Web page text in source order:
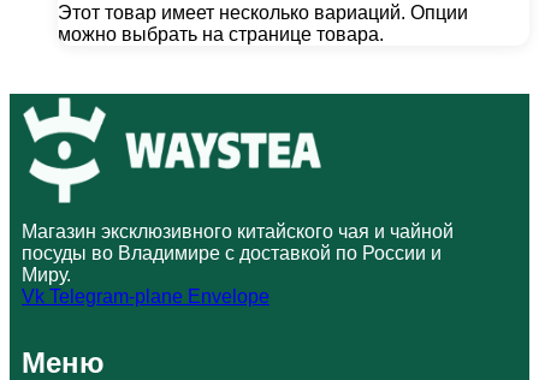
Этот товар имеет несколько вариаций. Опции
можно выбрать на странице товара.
Магазин эксклюзивного китайского чая и чайной
посуды во Владимире с доставкой по России и
Миру.
Vk Telegram-plane Envelope
Меню